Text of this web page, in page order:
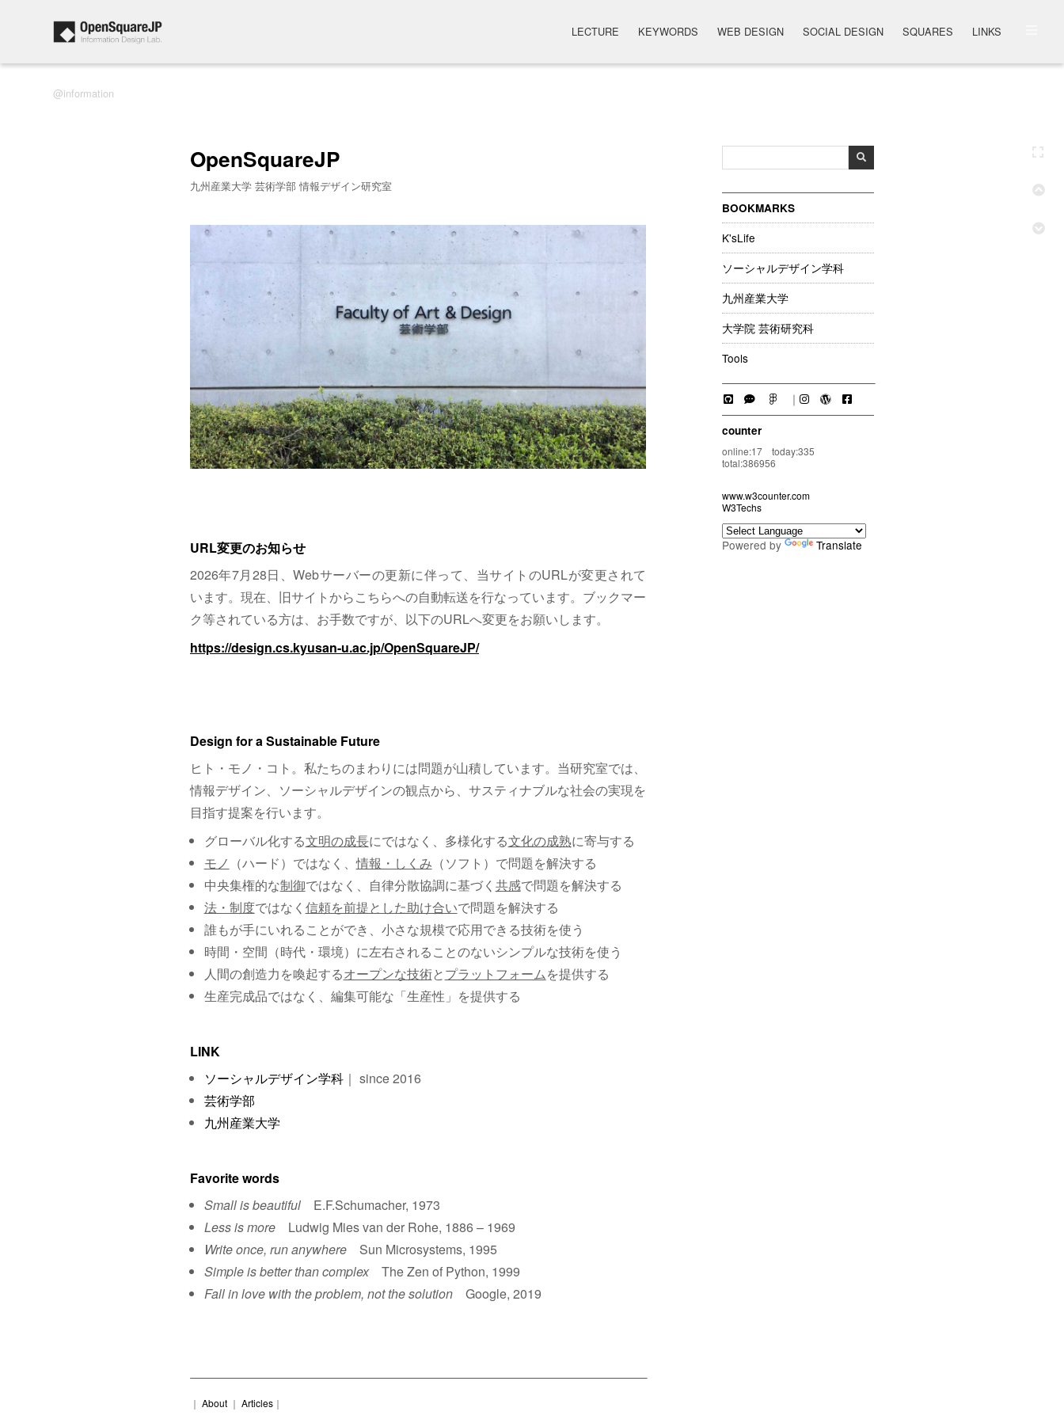
information
LECTURE KEYWORDS WEB DESIGN SOCIAL DESIGN SQUARES LINKS
BOOKMARKS
K'sLife
ソーシャルデザイン学科
九州産業大学
大学院 芸術研究科
Tools
｜
counter
online:17 today:335
total:386956
www.w3counter.com
W3Techs
Powered by Translate
OpenSquareJP
九州産業大学 芸術学部 情報デザイン研究室
URL変更のお知らせ
2026年7月28日、Webサーバーの更新に伴って、当サイトのURLが変更されて
います。現在、旧サイトからこちらへの自動転送を行なっています。ブックマー
ク等されている方は、お手数ですが、以下のURLへ変更をお願いします。
https://design.cs.kyusan-u.ac.jp/OpenSquareJP/
Design for a Sustainable Future
ヒト・モノ・コト。私たちのまわりには問題が山積しています。当研究室では、
情報デザイン、ソーシャルデザインの観点から、サスティナブルな社会の実現を
目指す提案を行います。
グローバル化する文明の成長にではなく、多様化する文化の成熟に寄与する
モノ （ハード）ではなく、情報・しくみ （ソフト）で問題を解決する
中央集権的な制御ではなく、自律分散協調に基づく 共感で問題を解決する
法・制度ではなく 信頼を前提とした助け合いで問題を解決する
誰もが手にいれることができ、小さな規模で応用できる技術を使う
時間・空間（時代・環境）に左右されることのないシンプルな技術を使う
人間の創造力を喚起するオープンな技術とプラットフォームを提供する
生産完成品ではなく、編集可能な「生産性」を提供する
LINK
ソーシャルデザイン学科｜ since 2016
芸術学部
九州産業大学
Favorite words
Small is beautifulE.F.Schumacher, 1973
Less is moreLudwig Mies van der Rohe, 1886 – 1969
Write once, run anywhereSun Microsystems, 1995
Simple is better than complexThe Zen of Python, 1999
Fall in love with the problem, not the solutionGoogle, 2019
｜ About ｜ Articles ｜